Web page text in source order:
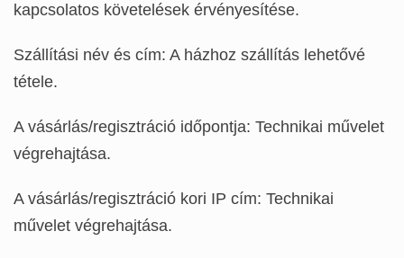
kapcsolatos követelések érvényesítése.
Szállítási név és cím: A házhoz szállítás lehetővé
tétele.
A vásárlás/regisztráció időpontja: Technikai művelet
végrehajtása.
A vásárlás/regisztráció kori IP cím: Technikai
művelet végrehajtása.